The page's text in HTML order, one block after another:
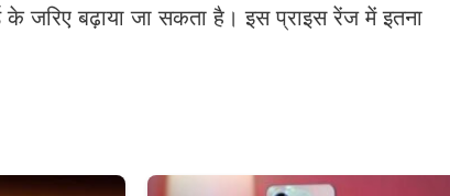
जरिए बढ़ाया जा सकता है। इस प्राइस रेंज में इतना